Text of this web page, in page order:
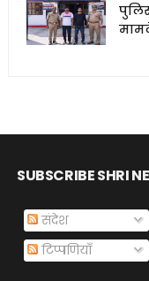
SUBSCRIBE SHRI
संदेश
टिप्पणियाँ